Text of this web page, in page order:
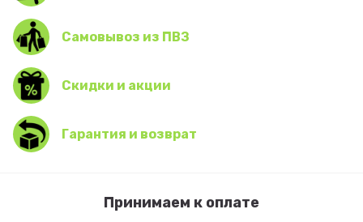
Самовывоз из ПВЗ
Скидки и акции
Гарантия и возврат
Принимаем к оплате